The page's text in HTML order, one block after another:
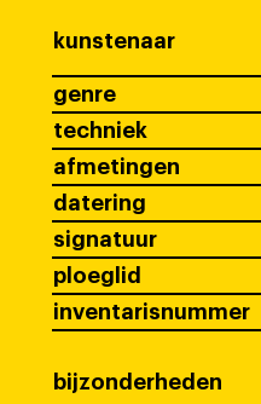
kunstenaar
genre
techniek
afmetingen
datering
signatuur
ploeglid
inventarisnummer
bijzonderheden